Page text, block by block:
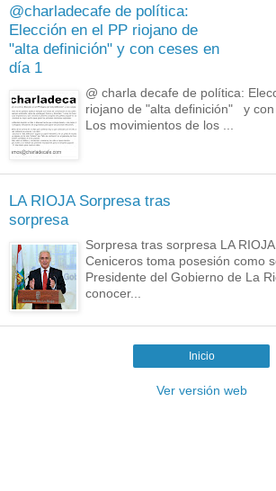
@charladecafe de política:
Elección en el PP riojano de
"alta definición" y con ceses en
día 1
@ charla decafe de política:
riojano de "alta definición" y con
Los movimientos de los ...
LA RIOJA Sorpresa tras
sorpresa
Sorpresa tras sorpresa LA
Ceniceros toma posesión como
Presidente del Gobierno de La
conocer...
Inicio
Ver versión web